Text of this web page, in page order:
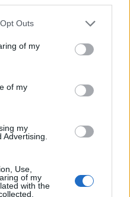
Outs
of my
of my
my
Use,
of my
with the
της επέκτασης του
προς την
σιδηροτροχιών
2 και 3 - Το έργο
12:13
σήμερα από τη